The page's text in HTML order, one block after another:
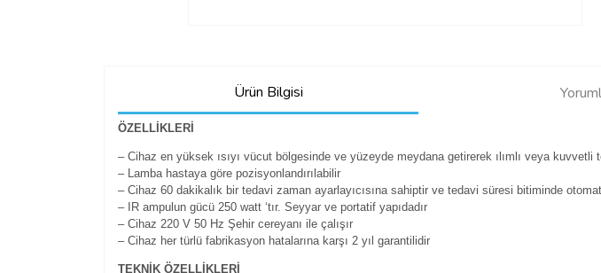
Ürün Bilgisi
ÖZELLİKLERİ
– Cihaz en yüksek ısıyı vücut bölgesinde ve yüzeyde meydana getirerek ılımlı veya
– Lamba hastaya göre pozisyonlandırılabilir
– Cihaz 60 dakikalık bir tedavi zaman ayarlayıcısına sahiptir ve tedavi süresi bitiminde
– IR ampulun gücü 250 watt ‘tır. Seyyar ve portatif yapıdadır
– Cihaz 220 V 50 Hz Şehir cereyanı ile çalışır
– Cihaz her türlü fabrikasyon hatalarına karşı 2 yıl garantilidir
TEKNİK ÖZELLİKLERİ